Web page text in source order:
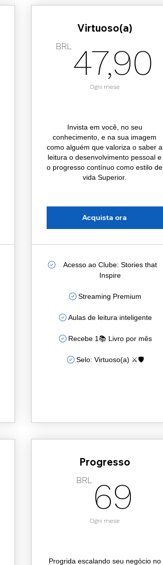
500BRL
Virtuoso(a)
BRL 47,90
Ogni mese
Invista em você, no seu
conhecimento, e na sua imagem
como alguém que valoriza o saber a
leitura o desenvolvimento pessoal e
o progresso contínuo como estilo de
vida Superior.
Acquista ora
Acesso ao Clube: Stories that
Inspire
Streaming Premium
Aulas de leitura inteligente
Recebe 1📚 Livro por mês
Selo: Virtuoso(a) ⚔️🛡️
12.000BRL
Progresso
BRL 69
Ogni mese
Progrida escalando seu negócio no